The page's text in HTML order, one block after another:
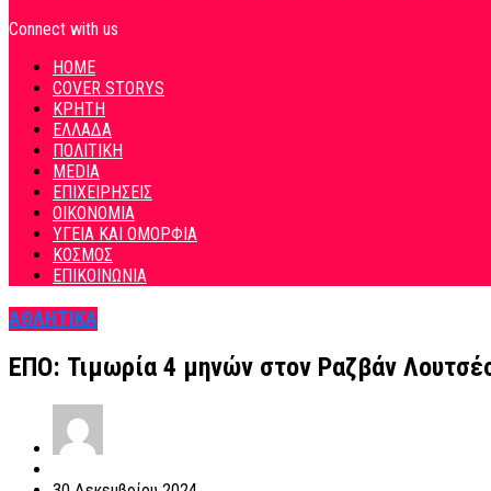
Connect with us
HOME
COVER STORYS
ΚΡΗΤΗ
ΕΛΛΑΔΑ
ΠΟΛΙΤΙΚΗ
MEDIA
ΕΠΙΧΕΙΡΗΣΕΙΣ
ΟΙΚΟΝΟΜΙΑ
ΥΓΕΙΑ ΚΑΙ ΟΜΟΡΦΙΑ
ΚΟΣΜΟΣ
ΕΠΙΚΟΙΝΩΝΙΑ
ΑΘΛΗΤΙΚΑ
ΕΠΟ: Τιμωρία 4 μηνών στον Ραζβάν